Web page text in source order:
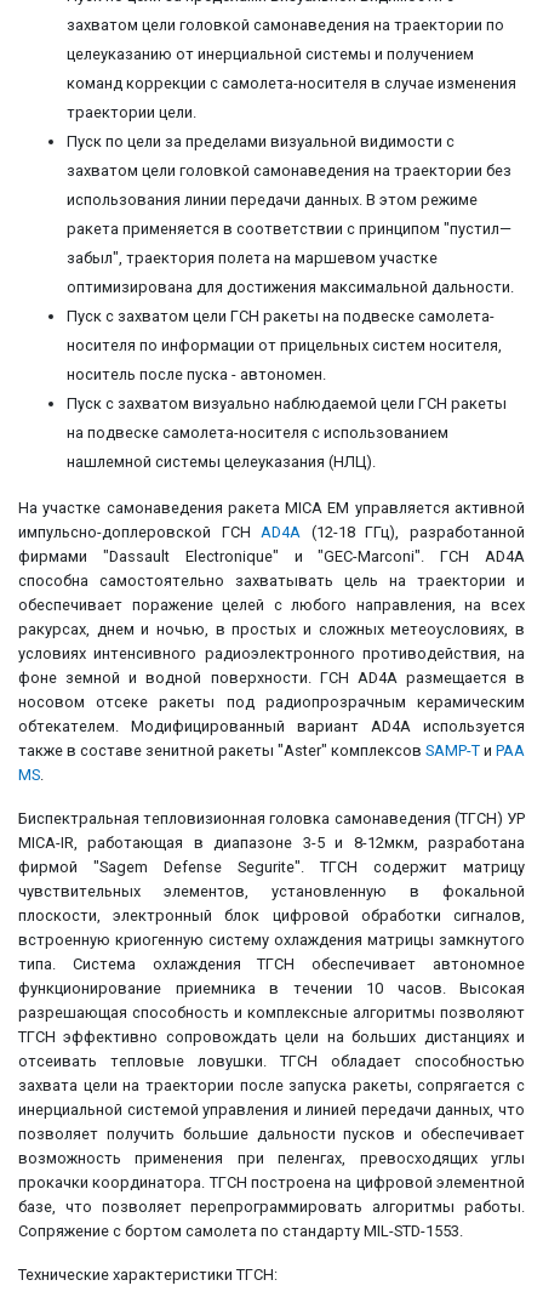
захватом цели головкой самонаведения на траектории по
целеуказанию от инерциальной системы и получением
команд коррекции с самолета-носителя в случае изменения
траектории цели.
Пуск по цели за пределами визуальной видимости с
захватом цели головкой самонаведения на траектории без
использования линии передачи данных. В этом режиме
ракета применяется в соответствии с принципом "пустил—
забыл", траектория полета на маршевом участке
оптимизирована для достижения максимальной дальности.
Пуск с захватом цели ГСН ракеты на подвеске самолета-
носителя по информации от прицельных систем носителя,
носитель после пуска - автономен.
Пуск с захватом визуально наблюдаемой цели ГСН ракеты
на подвеске самолета-носителя с использованием
нашлемной системы целеуказания (НЛЦ).
На участке самонаведения ракета MICA EM управляется активной
импульсно-доплеровской ГСН AD4A (12-18 ГГц), разработанной
фирмами "Dassault Electronique" и "GEC-Marconi". ГСН AD4A
способна самостоятельно захватывать цель на траектории и
обеспечивает поражение целей с любого направления, на всех
ракурсах, днем и ночью, в простых и сложных метеоусловиях, в
условиях интенсивного радиоэлектронного противодействия, на
фоне земной и водной поверхности. ГСН AD4A размещается в
носовом отсеке ракеты под радиопрозрачным керамическим
обтекателем. Модифицированный вариант AD4A используется
также в составе зенитной ракеты "Aster" комплексов SAMP-T и PAA
MS
Биспектральная тепловизионная головка самонаведения (ТГСН) УР
MICA-IR, работающая в диапазоне 3-5 и 8-12мкм, разработана
фирмой "Sagem Defense Segurite". ТГСН содержит матрицу
чувствительных элементов, установленную в фокальной
плоскости, электронный блок цифровой обработки сигналов,
встроенную криогенную систему охлаждения матрицы замкнутого
типа. Система охлаждения ТГСН обеспечивает автономное
функционирование приемника в течении 10 часов. Высокая
разрешающая способность и комплексные алгоритмы позволяют
ТГСН эффективно сопровождать цели на больших дистанциях и
отсеивать тепловые ловушки. ТГСН обладает способностью
захвата цели на траектории после запуска ракеты, сопрягается с
инерциальной системой управления и линией передачи данных, что
позволяет получить большие дальности пусков и обеспечивает
возможность применения при пеленгах, превосходящих углы
прокачки координатора. ТГСН построена на цифровой элементной
базе, что позволяет перепрограммировать алгоритмы работы.
Сопряжение с бортом самолета по стандарту MIL-STD-1553.
Технические характеристики ТГСН: